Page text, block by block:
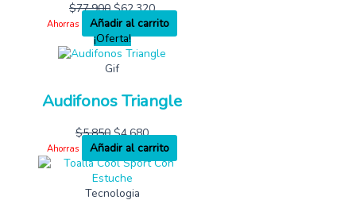
$77,900 $62,320
Ahorras
Añadir al carrito
¡Oferta!
Gif
Audifonos Triangle
$5,850 $4,680
Ahorras Añadir al carrito
Tecnologia